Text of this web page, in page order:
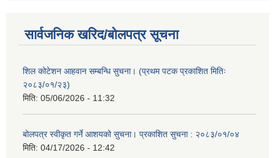
सार्वजनिक खरिद/बोलपत्र सूचना
शिल कोटेशन आहवान सम्बन्धि सुचना। (प्रथम पटक प्रकाशित मितिः
२०८३/०१/२३)
मिति: 05/06/2026 - 11:32
बोलपत्र स्वीकृत गर्ने आशयको सुचना। प्रकाशित सुचना : २०८३/०१/०४
मिति: 04/17/2026 - 12:42